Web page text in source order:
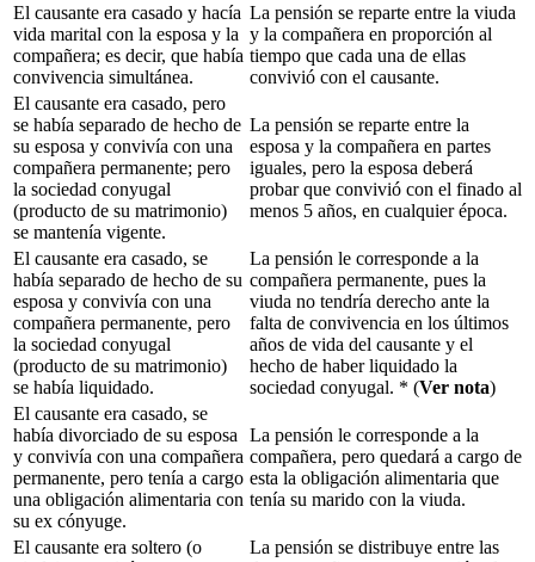
El causante era casado y hacía
vida marital con la esposa y la
compañera; es decir, que había
convivencia simultánea.
La pensión se reparte entre la viuda
y la compañera en proporción al
tiempo que cada una de ellas
convivió con el causante.
El causante era casado, pero
se había separado de hecho de
su esposa y convivía con una
compañera permanente; pero
la sociedad conyugal
(producto de su matrimonio)
se mantenía vigente.
La pensión se reparte entre la
esposa y la compañera en partes
iguales, pero la esposa deberá
probar que convivió con el finado al
menos 5 años, en cualquier época.
El causante era casado, se
había separado de hecho de su
esposa y convivía con una
compañera permanente, pero
la sociedad conyugal
(producto de su matrimonio)
se había liquidado.
La pensión le corresponde a la
compañera permanente, pues la
viuda no tendría derecho ante la
falta de convivencia en los últimos
años de vida del causante y el
hecho de haber liquidado la
sociedad conyugal. * (Ver nota)
El causante era casado, se
había divorciado de su esposa
y convivía con una compañera
permanente, pero tenía a cargo
una obligación alimentaria con
su ex cónyuge.
La pensión le corresponde a la
compañera, pero quedará a cargo de
esta la obligación alimentaria que
tenía su marido con la viuda.
El causante era soltero (o
La pensión se distribuye entre las